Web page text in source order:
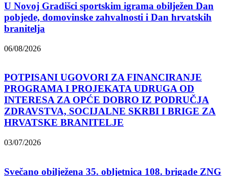
U Novoj Gradišci sportskim igrama obilježen Dan
pobjede, domovinske zahvalnosti i Dan hrvatskih
branitelja
06/08/2026
POTPISANI UGOVORI ZA FINANCIRANJE
PROGRAMA I PROJEKATA UDRUGA OD
INTERESA ZA OPĆE DOBRO IZ PODRUČJA
ZDRAVSTVA, SOCIJALNE SKRBI I BRIGE ZA
HRVATSKE BRANITELJE
03/07/2026
Svečano obilježena 35. obljetnica 108. brigade ZNG